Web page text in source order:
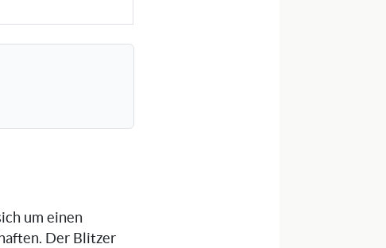
um einen
Der Blitzer